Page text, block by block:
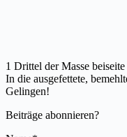
1 Drittel der Masse
In die ausgefettete,
Gelingen!
Beiträge abonnieren?